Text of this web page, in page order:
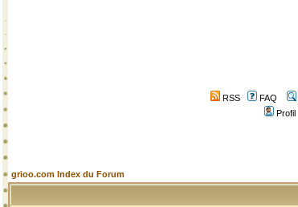
RSS FAQ
Profil
grioo.com Index du Forum